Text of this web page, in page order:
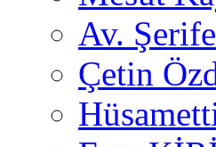
Av.
Çetin